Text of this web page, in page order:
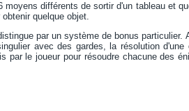
moyens différents de sortir d'un tableau et
quelque objet.
par un système de bonus
avec des gardes, la résolution
par le joueur pour résoudre chacune des